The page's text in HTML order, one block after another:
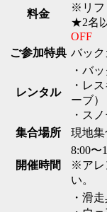
料金
※リフ
★2名
OFF
ご参加特典 バック
レンタル
・バ
・レ
ーブ）
・ス
集合場所
現地集
開催時間
8:00〜
※アレ
い。
・滑